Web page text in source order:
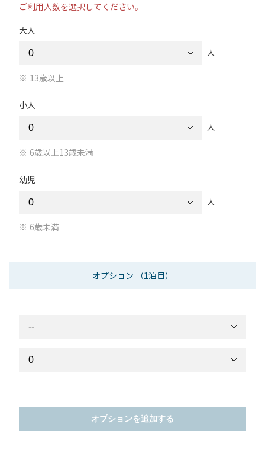
ご利用人数を選択してください。
大人
人
13歳以上
小人
人
6歳以上13歳未満
幼児
人
6歳未満
オプション （1泊目）
オプションを追加する